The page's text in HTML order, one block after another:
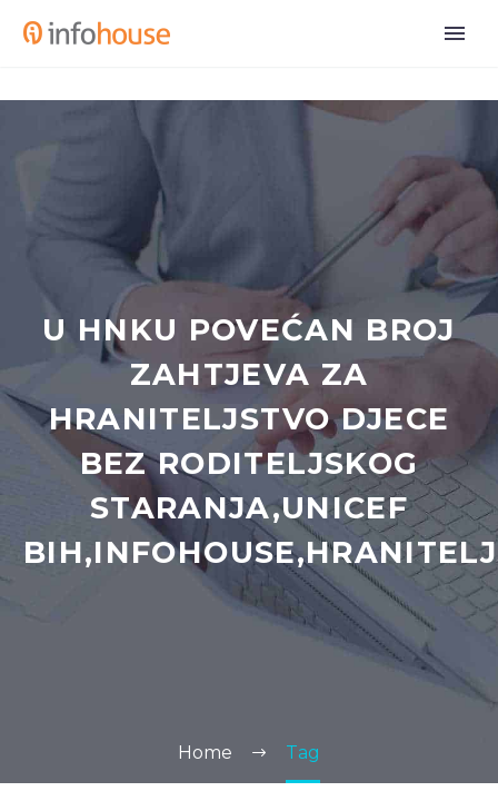
U HNKU POVEĆAN BROJ
ZAHTJEVA ZA
HRANITELJSTVO DJECE
BEZ RODITELJSKOG
STARANJA,UNICEF
Home Tag